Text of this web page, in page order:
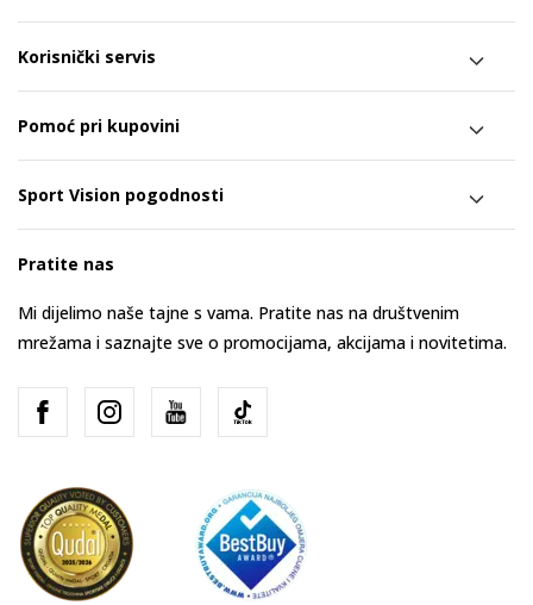
Korisnički servis
Pomoć pri kupovini
Sport Vision pogodnosti
Pratite nas
Mi dijelimo naše tajne s vama. Pratite nas na društvenim
mrežama i saznajte sve o promocijama, akcijama i novitetima.